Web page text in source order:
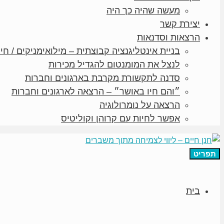
מעשה שהיה כך היה
יצירת קשר
הרצאות וסדנאות
בניית אינטליגנציה קבוצתית – מילואימניקים /
לנצל את המומנטום להגדיל מכירות
סדנה לתקשורת מקרבת בארגונים וחברות
״והם חיו באושר״ – הרצאה לארגונים וחברות
הרצאה על נומרולוגיה
אפשר לחיות עם קרוהן וקוליטיס
תפריט
בית